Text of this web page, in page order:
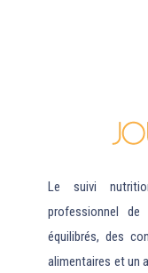
Le suivi
professionnel de
équilibrés, des
alimentaires et un